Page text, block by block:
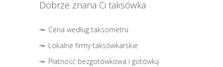
Dobrze znana Ci taksówka
Cena według taksometru
Lokalne firmy taksówkarskie
Płatność bezgotówkowa i gotówką